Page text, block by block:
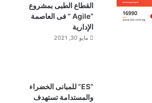
القطاع الطبى بمشروع
“Agile ” فى العاصمة
الإدارية
مايو 30, 2021
“ES” للمبانى الخضراء
والمستدامة تستهدف